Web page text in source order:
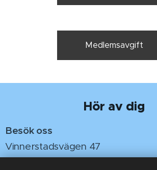
Medlemsavgift
Hör av dig
Besök oss
Vinnerstadsvägen 47